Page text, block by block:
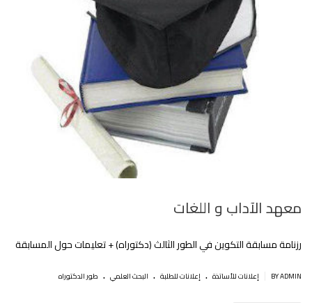
معهد اﻵداب و اللغات
رزنامة مسابقة التكوين في الطور الثالث (دكتوراه) + تعليمات حول المسابقة
BY ADMIN إعلانات للأساتذة . إعلانات للطلبة . البحث العلمي . طور الدكتوراه